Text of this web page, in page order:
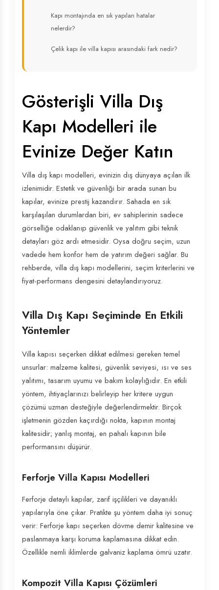
Kapı montajında en sık yapılan hatalar
nelerdir?
Çelik kapı ile villa kapısı arasındaki fark nedir?
Gösterişli Villa Dış
Kapı Modelleri ile
Evinize Değer Katın
Villa dış kapı modelleri, evinizin dış dünyaya açılan ilk
izlenimidir. Estetik ve güvenliği bir arada sunan bu
kapılar, evinize prestij kazandırır. Sahada en sık
karşılaşılan durumlardan biri, ev sahiplerinin sadece
görselliğe odaklanıp güvenlik ve yalıtım gibi teknik
detayları göz ardı etmesidir. Oysa doğru seçim, uzun
vadede hem konfor hem de yatırım değeri sağlar. Bu
rehberde, villa dış kapı modellerini, seçim kriterlerini ve
fiyat-performans dengesini detaylandırıyoruz.
Villa Dış Kapı Seçiminde En Etkili
Yöntemler
Villa kapısı seçerken dikkat edilmesi gereken temel
unsurlar: malzeme kalitesi, güvenlik seviyesi, ısı ve ses
yalıtımı, tasarım uyumu ve bakım kolaylığıdır. En etkili
yöntem, ihtiyaçlarınızı belirleyip her kritere uygun
çözümü uzman desteğiyle değerlendirmektir. Birçok
işletmenin gözden kaçırdığı nokta, kapının montaj
kalitesidir; yanlış montaj, en pahalı kapının bile
performansını düşürür.
Ferforje Villa Kapısı Modelleri
Ferforje detaylı kapılar, zarif işçilikleri ve dayanıklı
yapılarıyla öne çıkar. Pratikte şu yöntem daha iyi sonuç
verir: Ferforje kapı seçerken dövme demir kalitesine ve
paslanmaya karşı koruma kaplamasına dikkat edin.
Özellikle nemli iklimlerde galvaniz kaplama ömrü uzatır.
Kompozit Villa Kapısı Çözümleri